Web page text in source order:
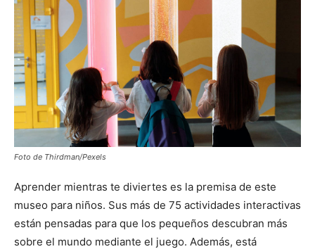
Foto de Thirdman/Pexels
Aprender mientras te diviertes es la premisa de este
museo para niños. Sus más de 75 actividades interactivas
están pensadas para que los pequeños descubran más
sobre el mundo mediante el juego. Además, está